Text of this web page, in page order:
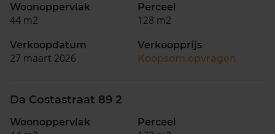
Woonoppervlak
44 m2
Perceel
128 m2
Verkoopdatum
27 maart 2026
Verkoopprijs
Koopsom opvragen
Da Costastraat 89 2
Woonoppervlak Perceel